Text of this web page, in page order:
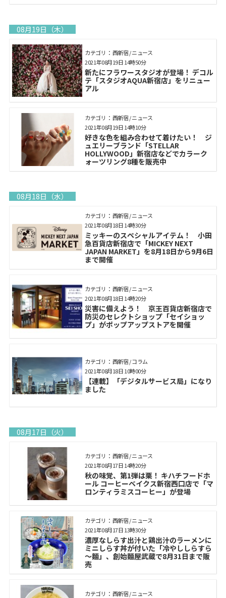
08月19日（木）
カテゴリ： 西新宿 / ニュース
新たにフラワースタジオが登場！ デコル
テ「スタジオAQUA新宿店」をリニュー
アル
2021年08月19日 14時50分
カテゴリ： 西新宿 / ニュース
好きな色を組み合わせて着けたい！ ジ
ュエリーブランド「STELLAR
HOLLYWOOD」新宿店などでカラーク
ォーツリング8種を販売中
2021年08月19日 14時10分
08月18日（水）
カテゴリ： 西新宿 / ニュース
ミッキーのスペシャルアイテム！ 小田
急百貨店新宿店で「MICKEY NEXT
JAPAN MARKET」を8月18日から9月6日
まで開催
2021年08月18日 14時30分
カテゴリ： 西新宿 / ニュース
災害に備えよう！ 京王百貨店新宿店で
防災のセレクトショップ「セイショッ
プ」がポップアップストアを開催
2021年08月18日 14時20分
カテゴリ： 西新宿 / コラム
【連載】「デジタルサービス局」になり
ました
2021年08月18日 10時00分
08月17日（火）
カテゴリ： 西新宿 / ニュース
秋の味覚、第1弾は栗！ キハチフードホ
ール コーヒーベイクス新宿西口店で「マ
ロンティラミスコーヒー」が登場
2021年08月17日 14時20分
カテゴリ： 西新宿 / ニュース
濃厚なしらす出汁と鶏出汁のラーメンに
ミニしらす丼が付いた「冷やししらすら
～麵」、創始麵屋武蔵で8月31日まで販
売
2021年08月17日 13時30分
カテゴリ： 西新宿 / ニュース